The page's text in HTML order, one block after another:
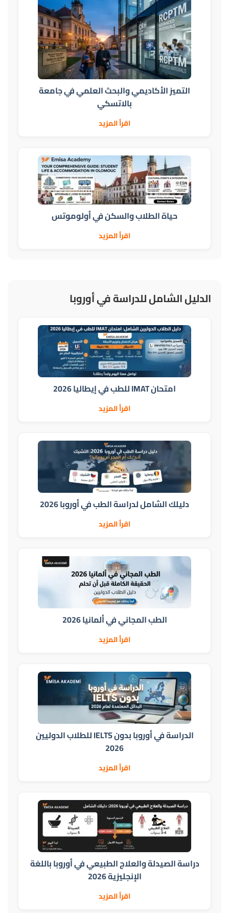
التميز الأكاديمي والبحث العلمي في جامعة
بالاتسكي
اقرأ المزيد
حياة الطلاب والسكن في أولوموتس
اقرأ المزيد
الدليل الشامل للدراسة في أوروبا
امتحان IMAT للطب في إيطاليا 2026
اقرأ المزيد
دليلك الشامل لدراسة الطب في أوروبا 2026
اقرأ المزيد
الطب المجاني في ألمانيا 2026
اقرأ المزيد
الدراسة في أوروبا بدون IELTS للطلاب الدوليين
2026
اقرأ المزيد
دراسة الصيدلة والعلاج الطبيعي في أوروبا باللغة
الإنجليزية 2026
اقرأ المزيد